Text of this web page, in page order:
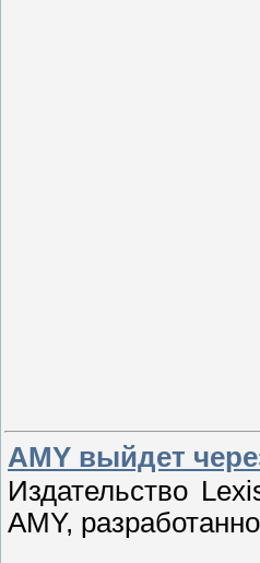
AMY выйдет
Издательство
AMY,